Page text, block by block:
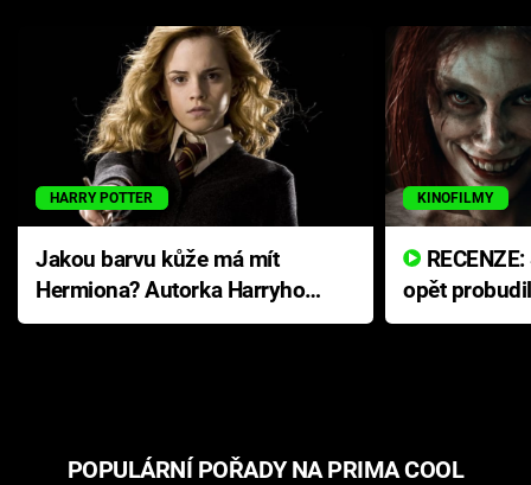
HARRY POTTER
Jakou barvu kůže má mít
Hermiona? Autorka Harryho
Pottera přišla s ráznou
KINOFILMY
opět
přichází s
POPULÁRNÍ POŘADY NA PRIMA COOL